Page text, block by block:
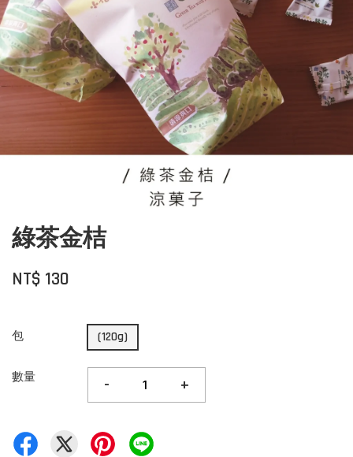
綠茶金桔
NT$ 130
包 (120g)
數量 - +